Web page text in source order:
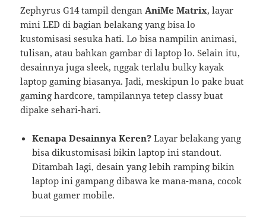
Zephyrus G14 tampil denganAniMe Matrix, layar
mini LED di bagian belakang yang bisa lo
kustomisasi sesuka hati. Lo bisa nampilin animasi,
tulisan, atau bahkan gambar di laptop lo. Selain itu,
desainnya juga sleek, nggak terlalu bulky kayak
laptop gaming biasanya. Jadi, meskipun lo pake buat
gaming hardcore, tampilannya tetep classy buat
dipake sehari-hari.
Kenapa Desainnya Keren? Layar belakang yang
bisa dikustomisasi bikin laptop ini standout.
Ditambah lagi, desain yang lebih ramping bikin
laptop ini gampang dibawa ke mana-mana, cocok
buat gamer mobile.